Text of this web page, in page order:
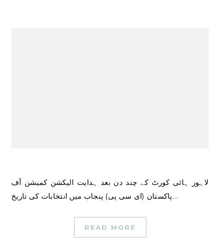
لاہور ہائی کورٹ کے چند دن بعد ہدایت الیکشن کمیشن آف
پاکستان (ای سی پی) پنجاب میں انتخابات کی تاریخ…
READ MORE